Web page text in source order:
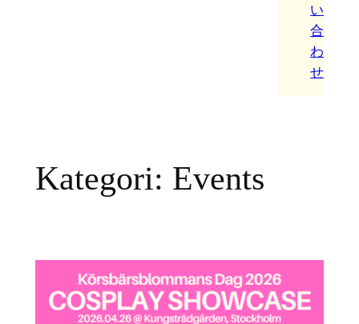
い
合
わ
せ
Kategori: Events